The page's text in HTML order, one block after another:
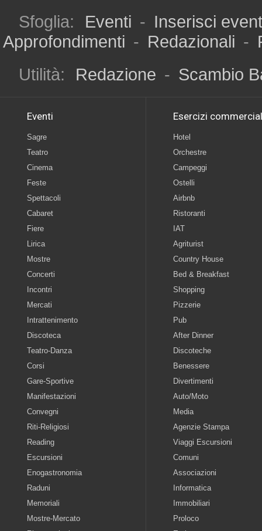
Sfoglia: Eventi - Inserisci
Approfondimenti - Redazionali -
Utilità:
Redazione - Scambio
Eventi
Sagre
Teatro
Cinema
Feste
Spettacoli
Cabaret
Fiere
Lirica
Mostre
Concerti
Incontri
Mercati
Intrattenimento
Discoteca
Teatro-Danza
Corsi
Gare-Sportive
Manifestazioni
Convegni
Riti-Religiosi
Reading
Escursioni
Enogastronomia
Raduni
Memoriali
Mostre-Mercato
Esercizi
Hotel
Orchestre
Campeggi
Ostelli
Airbnb
Ristoranti
IAT
Agriturist
Country House
Bed & Breakfast
Shopping
Pizzerie
Pub
After Dinner
Discoteche
Benessere
Divertimenti
Auto/Moto
Media
Agenzie Stampa
Viaggi Escursioni
Comuni
Associazioni
Informatica
Immobiliari
Proloco